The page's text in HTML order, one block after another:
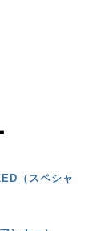
（スペシャ